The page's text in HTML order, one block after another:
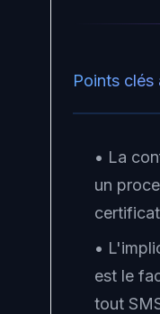
Points clés
• La
un
•
est le
tout